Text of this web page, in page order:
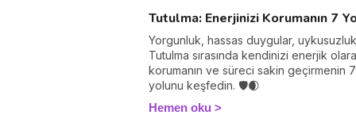
Tutulma: Enerjinizi Korumanın 7
Yorgunluk, hassas duygular,
Tutulma sırasında kendinizi enerjik
korumanın ve süreci sakin geçirmenin
yolunu keşfedin. 🛡️🌒
Hemen oku